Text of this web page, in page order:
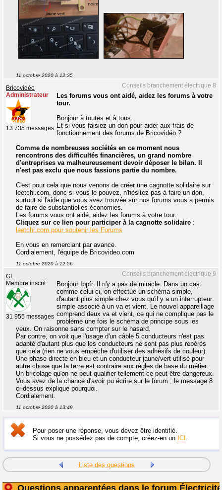
11 octobre 2020 à 12:35
Conseils branchement électrique 8
Bricovidéo
Administrateur
13 735 messages
Les forums vous ont aidé, aidez les forums à votre
tour.
Bonjour à toutes et à tous.
Et si vous faisiez un don pour aider aux frais de
fonctionnement des forums de Bricovidéo ?
Comme de nombreuses sociétés en ce moment nous
rencontrons des difficultés financières, un grand nombre
d'entreprises va malheureusement devoir déposer le bilan. Il
n'est pas exclu que nous fassions partie du nombre.
C'est pour cela que nous venons de créer une cagnotte solidaire sur
leetchi.com, donc si vous le pouvez, n'hésitez pas à faire un don,
surtout si l'aide que vous avez trouvée sur nos forums vous a permis
de faire de substantielles économies.
Les forums vous ont aidé, aidez les forums à votre tour.
Cliquez sur ce lien pour participer à la cagnotte solidaire :
leetchi.com pour soutenir les Forums
En vous en remerciant par avance.
Cordialement, l'équipe de Bricovideo.com
11 octobre 2020 à 12:56
Conseils branchement électrique 9
GL
Membre inscrit
31 955 messages
Bonjour Ippfr. Il n'y a pas de miracle. Dans un cas
comme celui-ci, on effectue un schéma simple,
d'autant plus simple chez vous qu'il y a un interrupteur
simple associé à un va et vient. Le nouvel appareillage
comprend deux va et vient, ce qui ne complique pas le
problème une fois le schéma de principe sous les
yeux. On raisonne sans compter sur le hasard.
Par contre, on voit que l'usage d'un câble 5 conducteurs n'est pas
adapté d'autant plus que les conducteurs ne sont pas plus repérés
que cela (rien ne vous empêche d'utiliser des adhésifs de couleur).
Une phase directe en bleu et un conducteur jaune/vert utilisé pour
autre chose que la terre est contraire aux règles de base du métier.
Un bricolage qu'on ne peut qualifier tellement ce peut être dangereux.
Vous avez de la chance d'avoir pu écrire sur le forum ; le message 8
ci-dessus explique pourquoi.
Cordialement.
11 octobre 2020 à 13:49
Pour poser une réponse, vous devez être identifié.
Si vous ne possédez pas de compte, créez-en un ICI .
Liste des questions